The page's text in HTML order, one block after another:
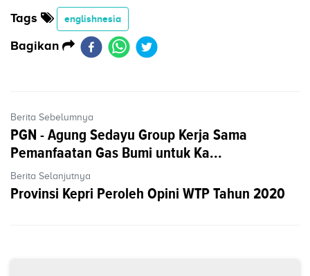
Tags englishnesia
Bagikan
Berita Sebelumnya
PGN - Agung Sedayu Group Kerja Sama
Pemanfaatan Gas Bumi untuk Ka...
Berita Selanjutnya
Provinsi Kepri Peroleh Opini WTP Tahun 2020